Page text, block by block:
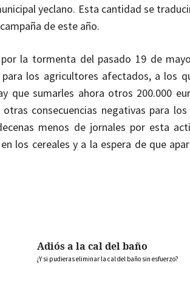
yeclano. Esta cantidad se
de este año.
la tormenta del pasado 19 de
los agricultores afectados, a los
que sumarles ahora otros 200.000
consecuencias negativas para
menos de jornales por esta
los cereales y a la espera de que
Adiós a la cal del baño
¿Y si pudieras eliminar la cal del baño sin esfuerzo?